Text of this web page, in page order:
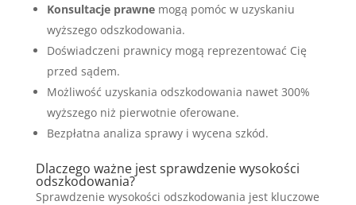
Konsultacje prawnemogą pomóc w uzyskaniu
wyższego odszkodowania.
Doświadczeni prawnicy mogą reprezentować Cię
przed sądem.
Możliwość uzyskania odszkodowania nawet 300%
wyższego niż pierwotnie oferowane.
Bezpłatna analiza sprawy i wycena szkód.
Dlaczego ważne jest sprawdzenie wysokości
odszkodowania?
Sprawdzenie wysokości odszkodowania jest kluczowe